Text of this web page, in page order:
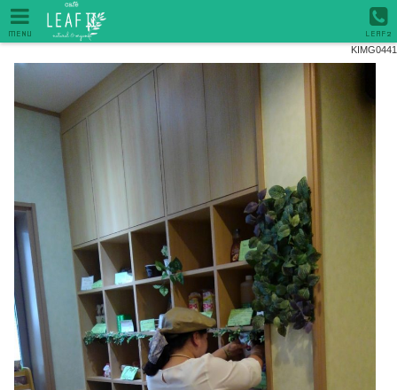
KIMG0441
MENU LEAF2